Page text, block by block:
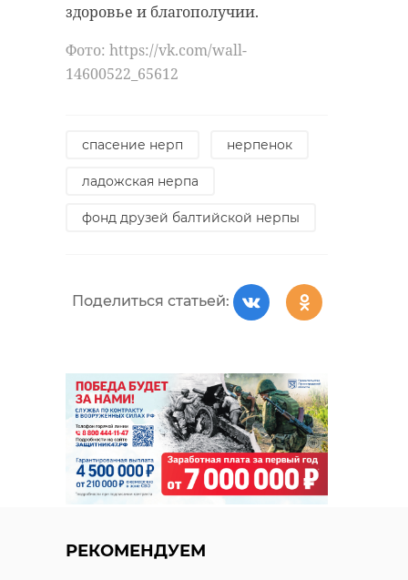
здоровье и благополучии.
Фото: https://vk.com/wall-
14600522_65612
спасение нерп нерпенок
ладожская нерпа
фонд друзей балтийской нерпы
Поделиться статьей:
РЕКОМЕНДУЕМ